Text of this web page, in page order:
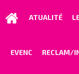
ATUALITÉ
EVENC RECLAM/